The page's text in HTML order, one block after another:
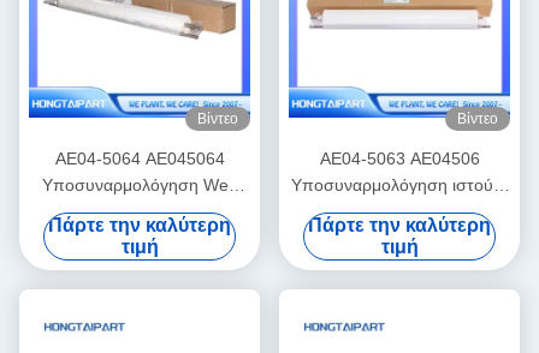
Βίντεο
AE04-5064 AE045064
Υποσυναρμολόγηση Web
για την μονάδα καθαρισμού
Ricoh Pro C7100 C7100s
C7100sx C7100x C7110
C7110S C7110SX C7110X
Πάρτε την καλύτερη
τιμή
Βίντεο
AE04-5063 AE04506
Υποσυναρμολόγηση ιστού 3
Για την Ricoh PRO C9100
C9200 αντιγραφιστή ιστού
HONGTAIPART
Πάρτε την καλύτερη
τιμή